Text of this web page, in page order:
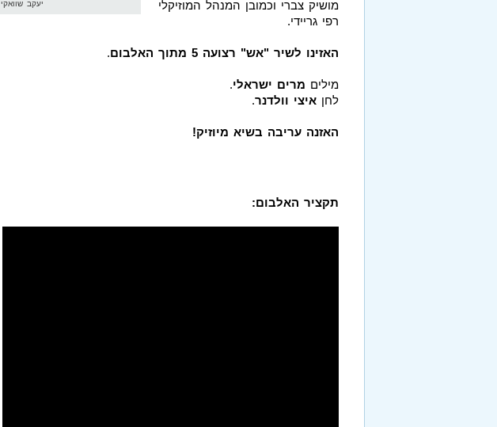
יעקב שוואקי
מושיק צברי וכמובן המנהל המוזיקלי
רפי גריידי.​
האזינו לשיר "אש" רצועה 5 מתוך האלבום .
מילים מרים ישראלי.
לחן איצי וולדנר.
האזנה עריבה בשיא מיוזיק!
תקציר האלבום: